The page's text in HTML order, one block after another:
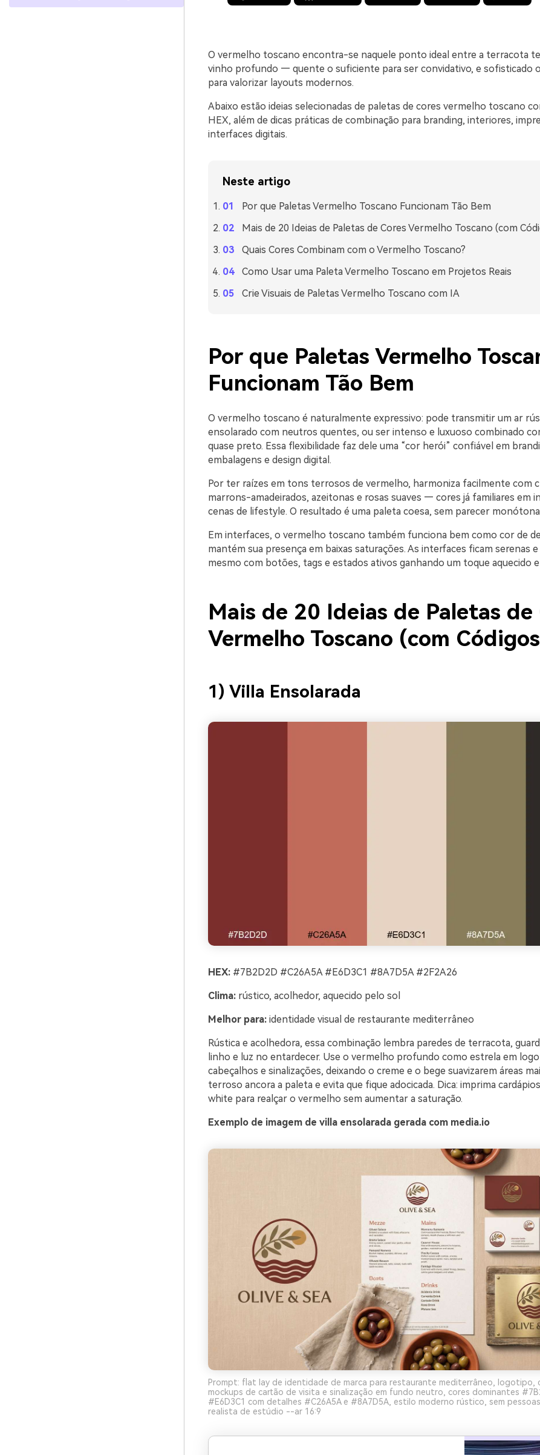
O vermelho toscano encontra-se naquele ponto ideal entre a terracota
vinho profundo — quente o suficiente para ser convidativo, e sofisticado
para valorizar layouts modernos.
Abaixo estão ideias selecionadas de paletas de cores vermelho toscano
HEX, além de dicas práticas de combinação para branding, interiores,
interfaces digitais.
Neste artigo
Por que Paletas Vermelho Toscano Funcionam Tão Bem
Mais de 20 Ideias de Paletas de Cores Vermelho Toscano (com
Quais Cores Combinam com o Vermelho Toscano?
Como Usar uma Paleta Vermelho Toscano em Projetos Reais
Crie Visuais de Paletas Vermelho Toscano com IA
Por que Paletas Vermelho
Funcionam Tão Bem
O vermelho toscano é naturalmente expressivo: pode transmitir um ar
ensolarado com neutros quentes, ou ser intenso e luxuoso combinado
quase preto. Essa flexibilidade faz dele uma “cor herói” confiável em
embalagens e design digital.
Por ter raízes em tons terrosos de vermelho, harmoniza facilmente com
marrons-amadeirados, azeitonas e rosas suaves — cores já familiares em
cenas de lifestyle. O resultado é uma paleta coesa, sem parecer
Em interfaces, o vermelho toscano também funciona bem como cor de
mantém sua presença em baixas saturações. As interfaces ficam serenas
mesmo com botões, tags e estados ativos ganhando um toque aquecido
Mais de 20 Ideias de Paletas de
Vermelho Toscano (com
1) Villa Ensolarada
HEX:#7B2D2D #C26A5A #E6D3C1 #8A7D5A #2F2A26
Clima:rústico, acolhedor, aquecido pelo sol
Melhor para:identidade visual de restaurante mediterrâneo
Rústica e acolhedora, essa combinação lembra paredes de terracota,
linho e luz no entardecer. Use o vermelho profundo como estrela em
cabeçalhos e sinalizações, deixando o creme e o bege suavizarem áreas
terroso ancora a paleta e evita que fique adocicada. Dica: imprima
white para realçar o vermelho sem aumentar a saturação.
Exemplo de imagem de villa ensolarada gerada com media.io
Prompt: flat lay de identidade de marca para restaurante mediterrâneo, logotipo,
mockups de cartão de visita e sinalização em fundo neutro, cores dominantes
#E6D3C1 com detalhes #C26A5A e #8A7D5A, estilo moderno rústico, sem
realista de estúdio --ar 16:9